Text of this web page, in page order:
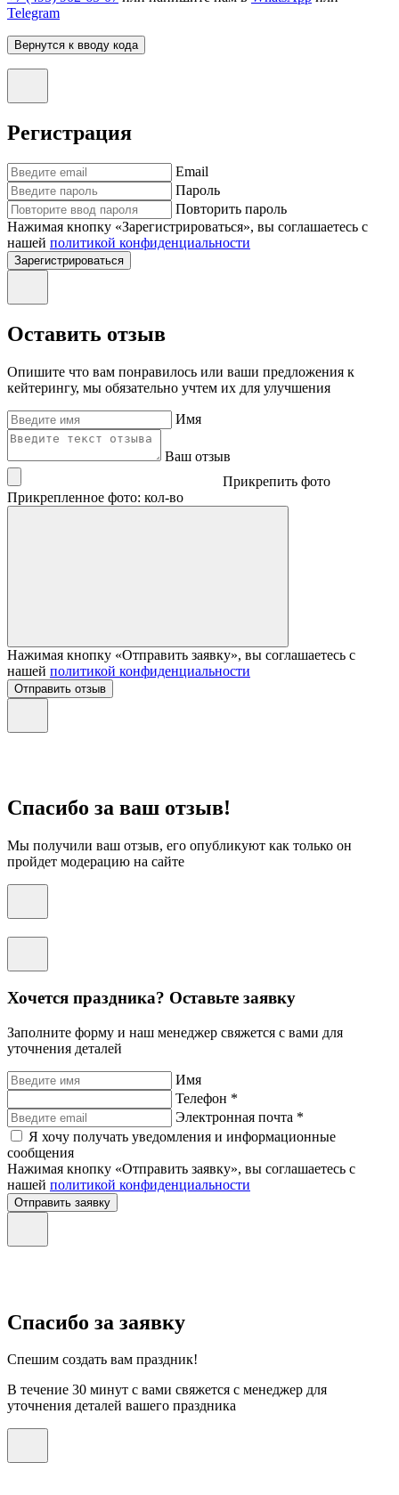
Telegram
Вернутся к вводу кода
Регистрация
Email
Пароль
Повторить пароль
Нажимая кнопку «Зарегистрироваться», вы соглашаетесь с
нашей политикой конфиденциальности
Зарегистрироваться
Оставить отзыв
Опишите что вам понравилось или ваши предложения к
кейтерингу, мы обязательно учтем их для улучшения
Имя
Ваш отзыв
Прикрепить фото
Прикрепленное фото: кол-во
Нажимая кнопку «Отправить заявку», вы соглашаетесь с
нашей политикой конфиденциальности
Отправить отзыв
Спасибо за ваш отзыв!
Мы получили ваш отзыв, его опубликуют как только он
пройдет модерацию на сайте
Хочется праздника? Оставьте заявку
Заполните форму и наш менеджер свяжется с вами для
уточнения деталей
Имя
Телефон *
Электронная почта *
Я хочу получать уведомления и информационные
сообщения
Нажимая кнопку «Отправить заявку», вы соглашаетесь с
нашей политикой конфиденциальности
Отправить заявку
Спасибо за заявку
Спешим создать вам праздник!
В течение 30 минут с вами свяжется с менеджер для
уточнения деталей вашего праздника